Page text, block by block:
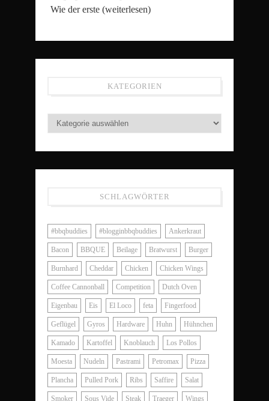
Wie der erste (weiterlesen)
KATEGORIEN
SCHLAGWÖRTER
#bbqbuddies #blogginbbqbuddies Ankerkraut
Bacon BBQUE Beilage Bratwurst Burger
Burnhard Cheddar Chicken Chicken Wings
Coffee Cannonball Competition Dutch Oven
Eigenbau Eis El Loco feta Fingerfood
Geflügel Gyros Hardware Huhn Hühnchen
Kamado Kartoffel Knoblauch Los Pollos
Moesta Nudeln Pastrami Petromax Pizza
Plancha Pulled Pork Ribs Saffire Salat
Smoker Sous Vide Steak Traeger Wings